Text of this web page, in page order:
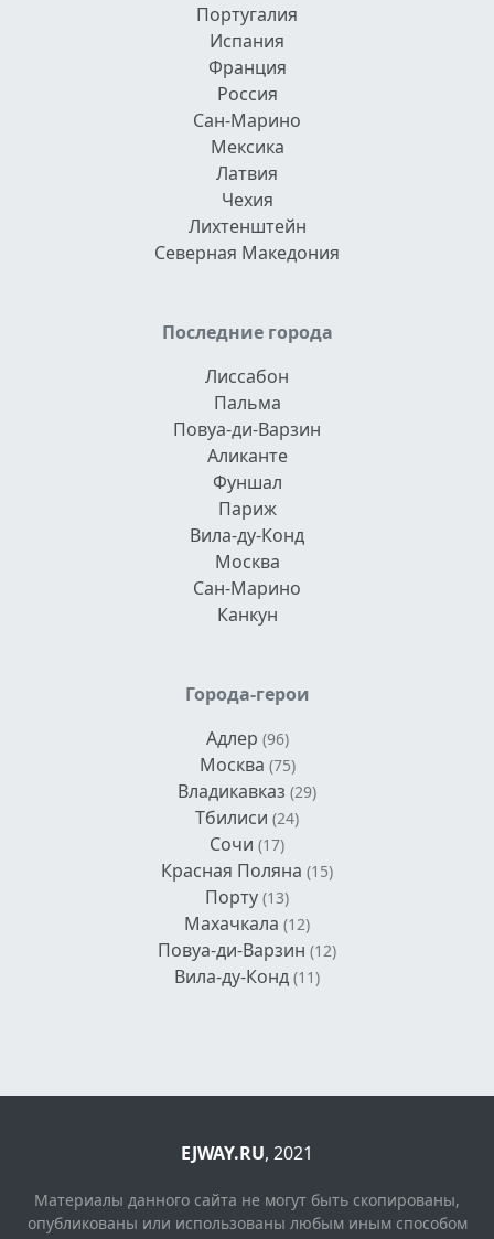
Португалия
Испания
Франция
Россия
Сан-Марино
Мексика
Латвия
Чехия
Лихтенштейн
Северная Македония
Последние города
Лиссабон
Пальма
Повуа-ди-Варзин
Аликанте
Фуншал
Париж
Вила-ду-Конд
Москва
Сан-Марино
Канкун
Города-герои
Адлер (96)
Москва (75)
Владикавказ (29)
Тбилиси (24)
Сочи (17)
Красная Поляна (15)
Порту (13)
Махачкала (12)
Повуа-ди-Варзин (12)
Вила-ду-Конд (11)
EJWAY.RU, 2021
Материалы данного сайта не могут быть скопированы,
опубликованы или использованы любым иным способом